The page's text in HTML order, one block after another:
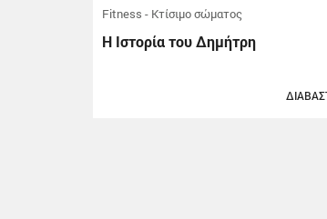
Fitness - Κτίσιμο σώματος
Η Ιστορία του Δημήτρη